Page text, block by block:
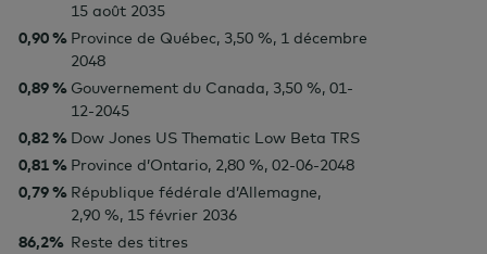
15 août 2035
0,90 % Province de Québec, 3,50 %, 1 décembre
2048
0,89 % Gouvernement du Canada, 3,50 %, 01-
12-2045
0,82 % Dow Jones US Thematic Low Beta TRS
0,81 % Province d’Ontario, 2,80 %, 02-06-2048
0,79 % République fédérale d’Allemagne,
2,90 %, 15 février 2036
86,2% Reste des titres